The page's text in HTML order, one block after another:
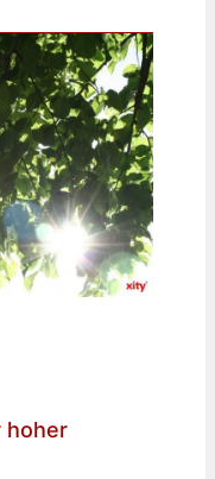
hoher